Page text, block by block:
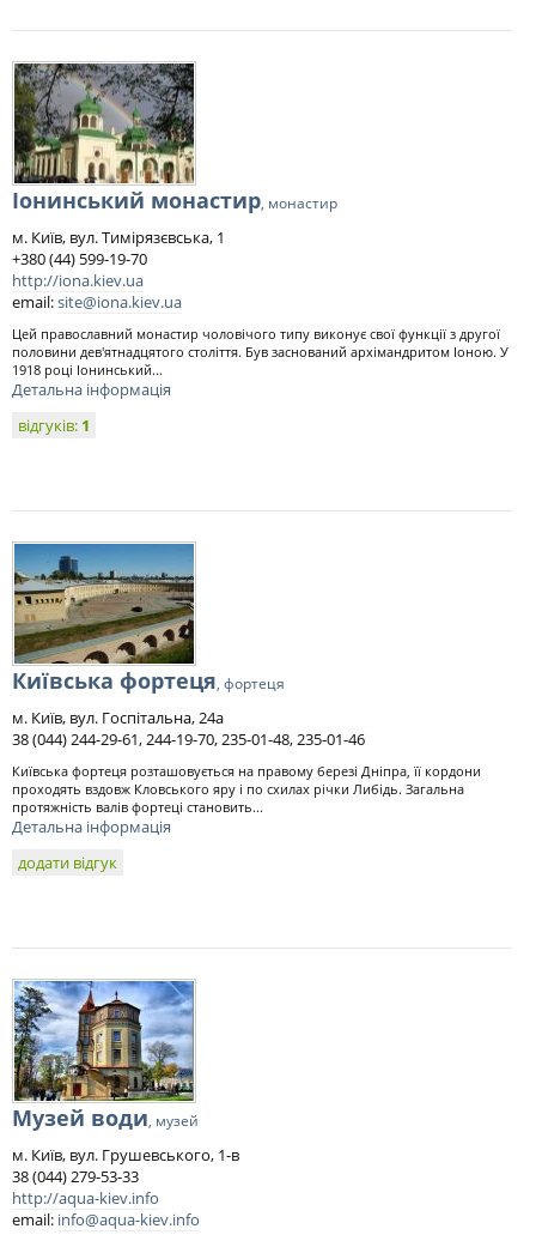
Іонинський монастир, монастир
м. Київ, вул. Тимірязєвська, 1
+380 (44) 599-19-70
http://iona.kiev.ua
email:site@iona.kiev.ua
Цей православний монастир чоловічого типу виконує свої функції з другої
половини дев'ятнадцятого століття. Був заснований архімандритом Іоною. У
1918 році Іонинський...
Детальна інформація
відгуків: 1
Київська фортеця, фортеця
м. Київ, вул. Госпітальна, 24а
38 (044) 244-29-61, 244-19-70, 235-01-48, 235-01-46
Київська фортеця розташовується на правому березі Дніпра, її кордони
проходять вздовж Кловського яру і по схилах річки Либідь. Загальна
протяжність валів фортеці становить...
Детальна інформація
додати відгук
Музей води, музей
м. Київ, вул. Грушевського, 1-в
38 (044) 279-53-33
http://aqua-kiev.info
email: info@aqua-kiev.info